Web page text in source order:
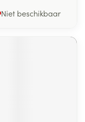
Niet beschikbaar